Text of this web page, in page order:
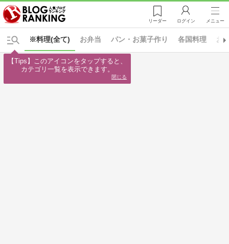
リーダー ログイン メニュー
※料理(全て) お弁当 パン・お菓子作り 各国料理 お
【Tips】このアイコンをタップすると、
カテゴリ一覧を表示できます。
閉じる